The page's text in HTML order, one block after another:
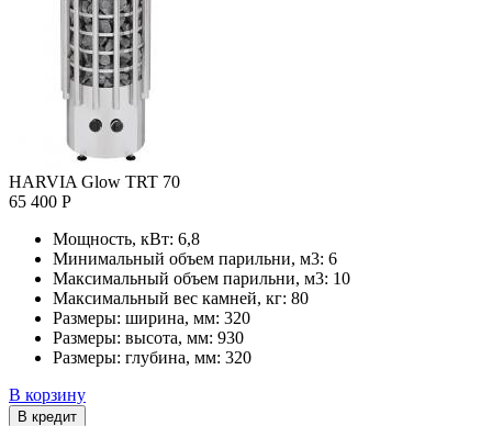
HARVIA Glow TRT 70
65 400 Р
Мощность, кВт: 6,8
Минимальный объем парильни, м3: 6
Максимальный объем парильни, м3: 10
Максимальный вес камней, кг: 80
Размеры: ширина, мм: 320
Размеры: высота, мм: 930
Размеры: глубина, мм: 320
В корзину
В кредит